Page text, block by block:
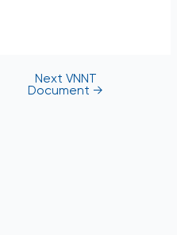
Next VNNT
Document →